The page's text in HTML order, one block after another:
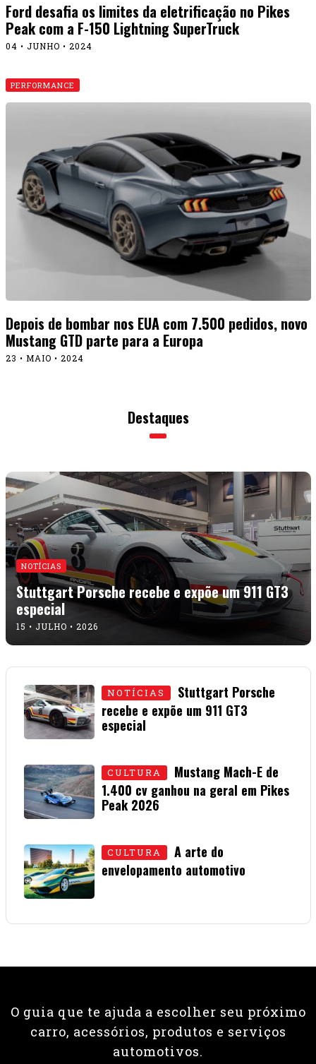
Ford desafia os limites da eletrificação no Pikes
Peak com a F-150 Lightning SuperTruck
04 • JUNHO • 2024
PERFORMANCE
Depois de bombar nos EUA com 7.500 pedidos, novo
Mustang GTD parte para a Europa
23 • MAIO • 2024
Destaques
NOTÍCIAS
Stuttgart Porsche recebe e expõe um 911 GT3
especial
15 • JULHO • 2026
NOTÍCIAS
Stuttgart Porsche
recebe e expõe um 911 GT3
especial
CULTURA
Mustang Mach-E de
1.400 cv ganhou na geral em Pikes
Peak 2026
CULTURA
A arte do
envelopamento automotivo
O guia que te ajuda a escolher seu próximo
carro, acessórios, produtos e serviços
automotivos.